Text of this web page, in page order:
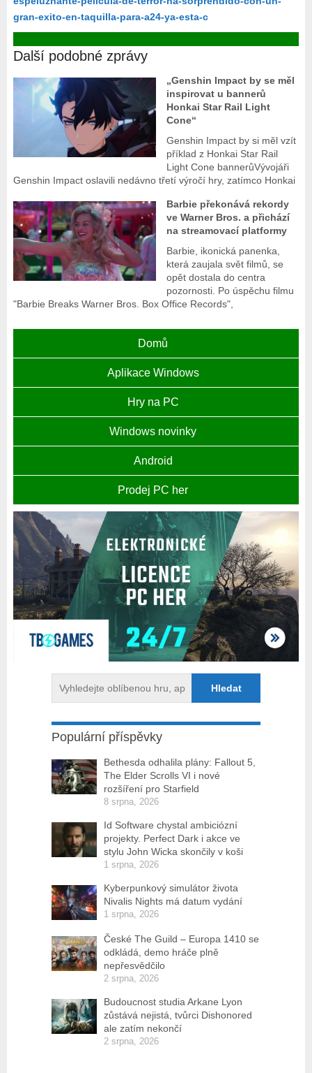
gran-exito-en-taquilla-para-a24-ya-esta-c
Další podobné zprávy
„Genshin Impact by se měl
inspirovat u bannerů
Honkai Star Rail Light
Cone“
Genshin Impact by si měl vzít
příklad z Honkai Star Rail
Light Cone bannerůVývojáři
Genshin Impact oslavili nedávno třetí výročí hry, zatímco Honkai
Barbie překonává rekordy
ve Warner Bros. a přichází
na streamovací platformy
Barbie, ikonická panenka,
která zaujala svět filmů, se
opět dostala do centra
pozornosti. Po úspěchu filmu
"Barbie Breaks Warner Bros. Box Office Records",
Domů
Aplikace Windows
Hry na PC
Windows novinky
Android
Prodej PC her
Populární příspěvky
Bethesda odhalila plány: Fallout 5,
The Elder Scrolls VI i nové
rozšíření pro Starfield
8 srpna, 2026
Id Software chystal ambiciózní
projekty. Perfect Dark i akce ve
stylu John Wicka skončily v koši
1 srpna, 2026
Kyberpunkový simulátor života
Nivalis Nights má datum vydání
1 srpna, 2026
České The Guild – Europa 1410 se
odkládá, demo hráče plně
nepřesvědčilo
2 srpna, 2026
Budoucnost studia Arkane Lyon
zůstává nejistá, tvůrci Dishonored
ale zatím nekončí
2 srpna, 2026